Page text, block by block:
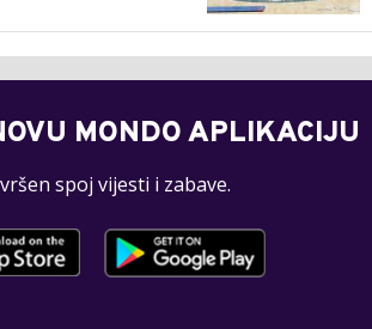
MONDO APLIKACIJU
spoj vijesti i zabave.